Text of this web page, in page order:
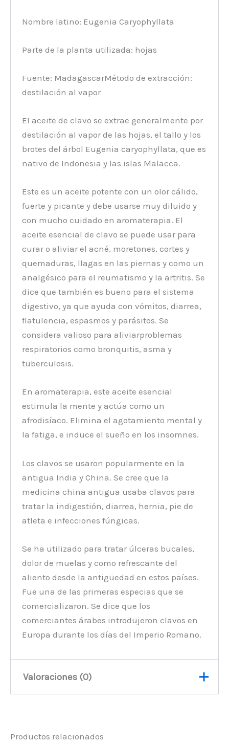
Nombre latino: Eugenia Caryophyllata
Parte de la planta utilizada: hojas
Fuente: MadagascarMétodo de extracción:
destilación al vapor
El aceite de clavo se extrae generalmente por
destilación al vapor de las hojas, el tallo y los
brotes del árbol Eugenia caryophyllata, que es
nativo de Indonesia y las islas Malacca.
Este es un aceite potente con un olor cálido,
fuerte y picante y debe usarse muy diluido y
con mucho cuidado en aromaterapia. El
aceite esencial de clavo se puede usar para
curar o aliviar el acné, moretones, cortes y
quemaduras, llagas en las piernas y como un
analgésico para el reumatismo y la artritis. Se
dice que también es bueno para el sistema
digestivo, ya que ayuda con vómitos, diarrea,
flatulencia, espasmos y parásitos. Se
considera valioso para aliviarproblemas
respiratorios como bronquitis, asma y
tuberculosis.
En aromaterapia, este aceite esencial
estimula la mente y actúa como un
afrodisíaco. Elimina el agotamiento mental y
la fatiga, e induce el sueño en los insomnes.
Los clavos se usaron popularmente en la
antigua India y China. Se cree que la
medicina china antigua usaba clavos para
tratar la indigestión, diarrea, hernia, pie de
atleta e infecciones fúngicas.
Se ha utilizado para tratar úlceras bucales,
dolor de muelas y como refrescante del
aliento desde la antigüedad en estos países.
Fue una de las primeras especias que se
comercializaron. Se dice que los
comerciantes árabes introdujeron clavos en
Europa durante los días del Imperio Romano.
Valoraciones (0)
Productos relacionados